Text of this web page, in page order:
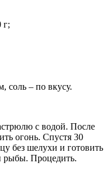
г;
соль – по вкусу.
с водой. После
огонь. Спустя 30
без шелухи и готовить
рыбы. Процедить.